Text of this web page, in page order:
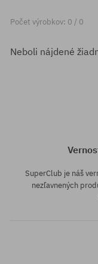
Počet výrobkov: 0 / 0
Neboli nájdené
SuperClub je náš
nezľavnených